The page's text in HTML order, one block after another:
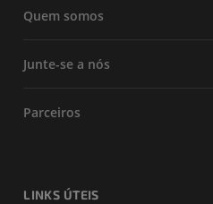
Quem somos
Junte-se a nós
Parceiros
LINKS ÚTEIS